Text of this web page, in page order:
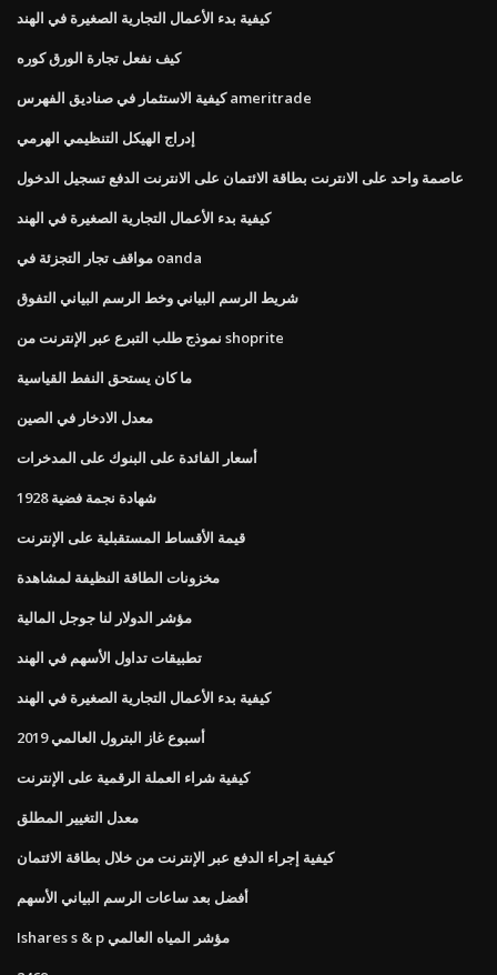
كيفية بدء الأعمال التجارية الصغيرة في الهند
كيف نفعل تجارة الورق كوره
كيفية الاستثمار في صناديق الفهرس ameritrade
إدراج الهيكل التنظيمي الهرمي
عاصمة واحد على الانترنت بطاقة الائتمان على الانترنت الدفع تسجيل الدخول
كيفية بدء الأعمال التجارية الصغيرة في الهند
مواقف تجار التجزئة في oanda
شريط الرسم البياني وخط الرسم البياني التفوق
نموذج طلب التبرع عبر الإنترنت من shoprite
ما كان يستحق النفط القياسية
معدل الادخار في الصين
أسعار الفائدة على البنوك على المدخرات
1928 شهادة نجمة فضية
قيمة الأقساط المستقبلية على الإنترنت
مخزونات الطاقة النظيفة لمشاهدة
مؤشر الدولار لنا جوجل المالية
تطبيقات تداول الأسهم في الهند
كيفية بدء الأعمال التجارية الصغيرة في الهند
أسبوع غاز البترول العالمي 2019
كيفية شراء العملة الرقمية على الإنترنت
معدل التغيير المطلق
كيفية إجراء الدفع عبر الإنترنت من خلال بطاقة الائتمان
أفضل بعد ساعات الرسم البياني الأسهم
Ishares s & p مؤشر المياه العالمي